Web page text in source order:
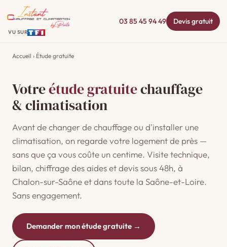
VU SUR
03 85 45 94 49 Devis gratuit
Accueil › Étude gratuite
Votreétude gratuitechauffage
& climatisation
Avant de changer de chauffage ou d'installer une
climatisation, on regarde votre logement de près —
sans que ça vous coûte un centime. Visite technique,
bilan, chiffrage des aides et devis sous 48h, à
Chalon-sur-Saône et dans toute la Saône-et-Loire.
Sans engagement.
Demander mon étude gratuite →